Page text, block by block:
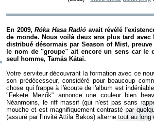
En 2009,Róka Hasa Radió avait révélé
de monde. Nous voilà deux ans plus tard
distribué désormais par Season of Mist,
le nom de "groupe" ait encore un sens car le
seul homme, Tamás Kátai.
Votre serviteur découvrant la formation avec ce
son prédécesseur, considéré pour beaucoup
chose qui frappe à l'écoute de l'album est
"Fekete Mezők" annonce une couleur bien
Néanmoins, le riff massif (qui n'est pas sans
mouche et est magnifiquement contrasté par
(assuré par l'invité Attila Bakos) alterne tout au